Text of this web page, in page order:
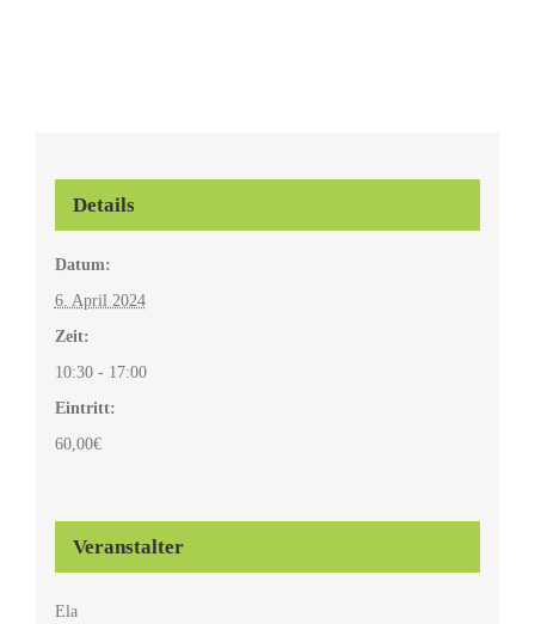
Details
Datum:
6. April 2024
Zeit:
10:30 - 17:00
Eintritt:
60,00€
Veranstalter
Ela